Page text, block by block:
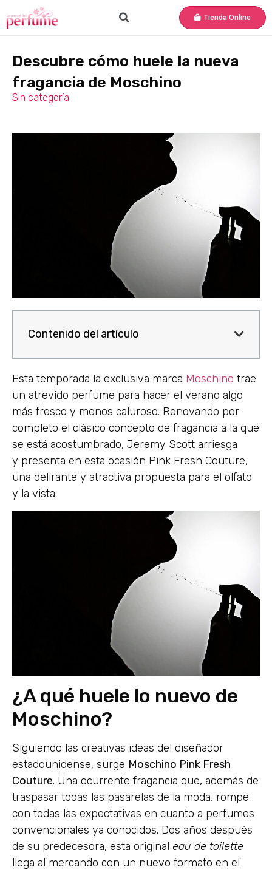
Tienda Online
Descubre cómo huele la nueva
fragancia de Moschino
Sin categoría
Contenido del artículo
Esta temporada la exclusiva marca Moschino trae
un atrevido perfume para hacer el verano algo
más fresco y menos caluroso. Renovando por
completo el clásico concepto de fragancia a la que
se está acostumbrado, Jeremy Scott arriesga
y presenta en esta ocasión Pink Fresh Couture,
una delirante y atractiva propuesta para el olfato
y la vista.
¿A qué huele lo nuevo de
Moschino?
Siguiendo las creativas ideas del diseñador
estadounidense, surge Moschino Pink Fresh
Couture. Una ocurrente fragancia que, además de
traspasar todas las pasarelas de la moda, rompe
con todas las expectativas en cuanto a perfumes
convencionales ya conocidos. Dos años después
de su predecesora, esta original eau de toilette
llega al mercando con un nuevo formato en el